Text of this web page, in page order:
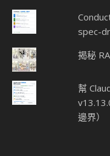
spec-
揭秘
幫
邊界）